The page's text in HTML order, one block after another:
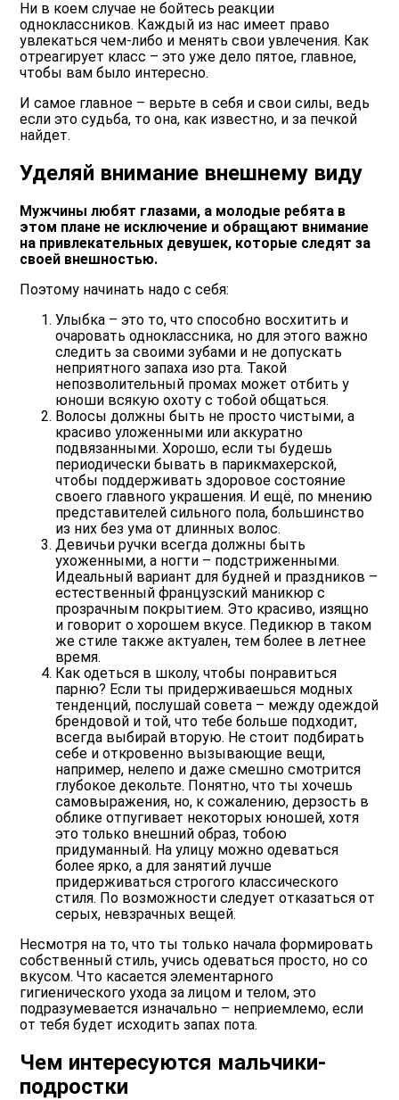
Ни в коем случае не бойтесь реакции
одноклассников. Каждый из нас имеет право
увлекаться чем-либо и менять свои увлечения. Как
отреагирует класс – это уже дело пятое, главное,
чтобы вам было интересно.
И самое главное – верьте в себя и свои силы, ведь
если это судьба, то она, как известно, и за печкой
найдет.
Уделяй внимание внешнему виду
Мужчины любят глазами, а молодые ребята в
этом плане не исключение и обращают внимание
на привлекательных девушек, которые следят за
своей внешностью.
Поэтому начинать надо с себя:
Улыбка – это то, что способно восхитить и
очаровать одноклассника, но для этого важно
следить за своими зубами и не допускать
неприятного запаха изо рта. Такой
непозволительный промах может отбить у
юноши всякую охоту с тобой общаться.
Волосы должны быть не просто чистыми, а
красиво уложенными или аккуратно
подвязанными. Хорошо, если ты будешь
периодически бывать в парикмахерской,
чтобы поддерживать здоровое состояние
своего главного украшения. И ещё, по мнению
представителей сильного пола, большинство
из них без ума от длинных волос.
Девичьи ручки всегда должны быть
ухоженными, а ногти – подстриженными.
Идеальный вариант для будней и праздников –
естественный французский маникюр с
прозрачным покрытием. Это красиво, изящно
и говорит о хорошем вкусе. Педикюр в таком
же стиле также актуален, тем более в летнее
время.
Как одеться в школу, чтобы понравиться
парню? Если ты придерживаешься модных
тенденций, послушай совета – между одеждой
брендовой и той, что тебе больше подходит,
всегда выбирай вторую. Не стоит подбирать
себе и откровенно вызывающие вещи,
например, нелепо и даже смешно смотрится
глубокое декольте. Понятно, что ты хочешь
самовыражения, но, к сожалению, дерзость в
облике отпугивает некоторых юношей, хотя
это только внешний образ, тобою
придуманный. На улицу можно одеваться
более ярко, а для занятий лучше
придерживаться строгого классического
стиля. По возможности следует отказаться от
серых, невзрачных вещей.
Несмотря на то, что ты только начала формировать
собственный стиль, учись одеваться просто, но со
вкусом. Что касается элементарного
гигиенического ухода за лицом и телом, это
подразумевается изначально – неприемлемо, если
от тебя будет исходить запах пота.
Чем интересуются мальчики-
подростки